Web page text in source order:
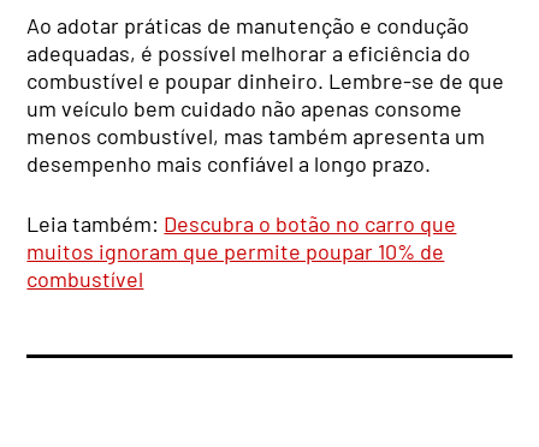
Ao adotar práticas de manutenção e condução
adequadas, é possível melhorar a eficiência do
combustível e poupar dinheiro. Lembre-se de que
um veículo bem cuidado não apenas consome
menos combustível, mas também apresenta um
desempenho mais confiável a longo prazo.
Leia também: Descubra o botão no carro que
muitos ignoram que permite poupar 10% de
combustível